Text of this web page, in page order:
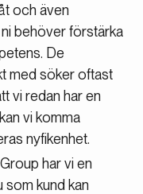
och även
behöver förstärka
De
med söker oftast
vi redan har en
vi komma
nyfikenhet.
har vi en
som kund kan